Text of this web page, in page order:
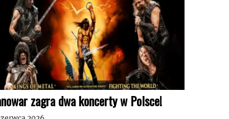
zagra dwa koncerty w Polsce!